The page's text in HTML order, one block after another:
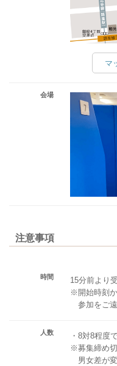
マ
会場
注意事項
時間
15分前より
※開始時刻
参加をご遠
人数
・8対8程度
※募集締め
男女差が変